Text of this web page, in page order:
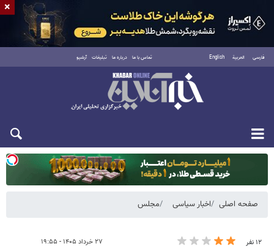
فارسی العربية English تماس با ما درباره ما تبلیغات آرشیو
دوشنبه ۱۹ مرداد ۱۴۰۵
صفحه اصلی اخبار سیاسی مجلس
۱۲ نفر ۲۷ خرداد ۱۴۰۵ - ۱۹:۵۵
×